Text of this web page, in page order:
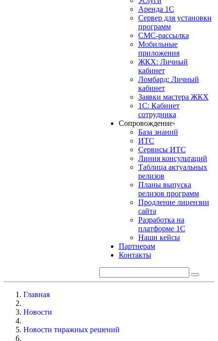
Аренда 1С
Сервер для установки
программ
СМС-рассылка
Мобильные
приложения
ЖКХ: Личный
кабинет
Ломбард: Личный
кабинет
Заявки мастера ЖКХ
1С: Кабинет
сотрудника
Сопровождение›
База знаний
ИТС
Сервисы ИТС
Линия консультаций
Таблица актуальных
релизов
Планы выпуска
релизов программ
Продление лицензии
сайта
Разработка на
платформе 1С
Наши кейсы
Партнерам
Контакты
Главная
Новости
Новости тиражных решений